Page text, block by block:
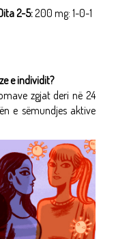
2-5:200 mg: 1-0-1
e individit?
zgjat deri në 24
e sëmundjes aktive